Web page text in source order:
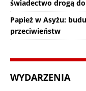
świadectwo drogą
Papież w Asyżu:
przeciwieństw
WYDARZENIA